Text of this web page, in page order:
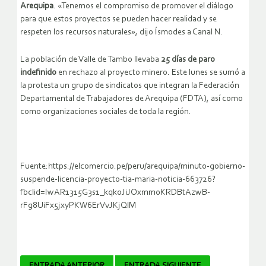
Arequipa. «Tenemos el compromiso de promover el diálogo
para que estos proyectos se pueden hacer realidad y se
respeten los recursos naturales», dijo Ísmodes a Canal N.
La población de Valle de Tambo llevaba 25 días de paro
indefinido en rechazo al proyecto minero. Este lunes se sumó a
la protesta un grupo de sindicatos que integran la Federación
Departamental de Trabajadores de Arequipa (FDTA), así como
como organizaciones sociales de toda la región.
Fuente:https://elcomercio.pe/peru/arequipa/minuto-gobierno-
suspende-licencia-proyecto-tia-maria-noticia-663726?
fbclid=IwAR1315G3s1_kqkoJiJOxmm0KRDBtAzwB-
rFg8UiFx5jxyPKW6ErVvJKjQlM